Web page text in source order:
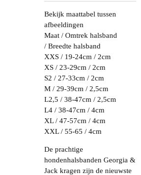
Bekijk maattabel tussen
afbeeldingen
Maat / Omtrek halsband
/ Breedte halsband
XXS / 19-24cm / 2cm
XS / 23-29cm / 2cm
S2 / 27-33cm / 2cm
M / 29-39cm / 2,5cm
L2,5 / 38-47cm / 2,5cm
L4 / 38-47cm / 4cm
XL / 47-57cm / 4cm
XXL / 55-65 / 4cm
De prachtige
hondenhalsbanden Georgia &
Jack kragen zijn de nieuwste